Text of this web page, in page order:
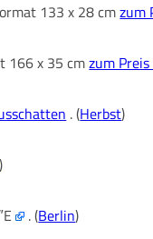
133 x 28 cmzum
166 x 35 cmzum
. (Herbst)
)
. (Berlin)